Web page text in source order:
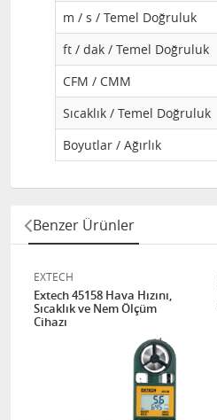
m / s / Temel Doğruluk
ft / dak / Temel Doğruluk
CFM / CMM
Sıcaklık / Temel Doğruluk
Boyutlar / Ağırlık
Benzer Ürünler
EXTECH
Extech 45158 Hava Hızını,
Sıcaklık ve Nem Ölçüm
Cihazı